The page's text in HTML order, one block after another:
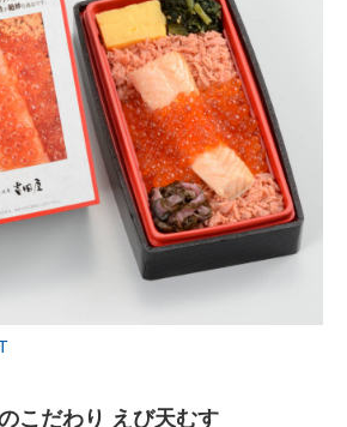
こだわり えび天むす